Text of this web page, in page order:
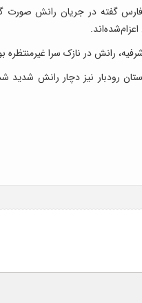
فارس گفته در جریان رانش صورت
رانش در نازک سرا